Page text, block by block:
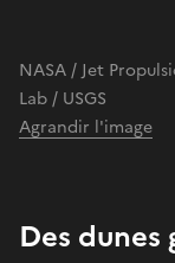
NASA / Jet
Lab / USGS
Agrandir l'image
Des dunes